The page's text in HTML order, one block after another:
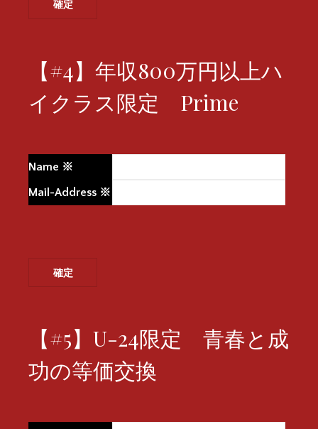
【#4】年収800万円以上ハ
イクラス限定 Prime
Name ※
Mail-Address ※
【#5】U-24限定 青春と成
功の等価交換